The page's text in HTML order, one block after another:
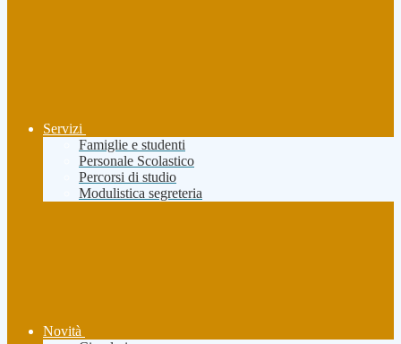
Servizi
Famiglie e studenti
Personale Scolastico
Percorsi di studio
Modulistica segreteria
Novità